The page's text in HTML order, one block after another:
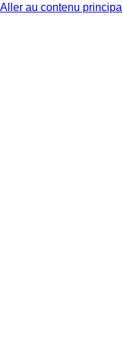
Aller au contenu principal